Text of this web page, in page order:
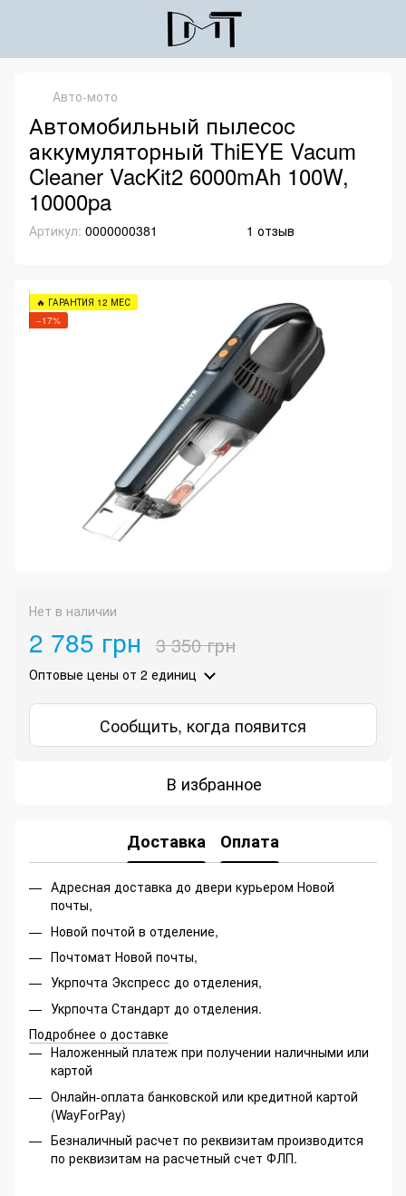
Авто-мото
Автомобильный пылесос
аккумуляторный ThiEYE Vacum
Cleaner VacKit2 6000mAh 100W,
10000pa
Артикул: 0000000381 1 отзыв
🔥 ГАРАНТИЯ 12 МЕС
−17%
Нет в наличии
2 785 грн 3 350 грн
Оптовые цены от 2 единиц
Сообщить, когда появится
В избранное
Доставка Оплата
Адресная доставка до двери курьером Новой
почты,
Новой почтой в отделение,
Почтомат Новой почты,
Укрпочта Экспресс до отделения,
Укрпочта Стандарт до отделения.
Подробнее о доставке
Наложенный платеж при получении наличными или
картой
Онлайн-оплата банковской или кредитной картой
(WayForPay)
Безналичный расчет по реквизитам производится
по реквизитам на расчетный счет ФЛП.